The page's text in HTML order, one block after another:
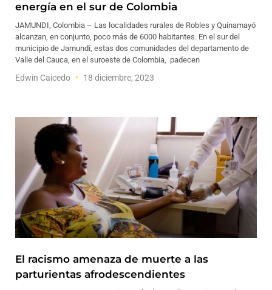
energía en el sur de Colombia
JAMUNDI, Colombia – Las localidades rurales de Robles y Quinamayó
alcanzan, en conjunto, poco más de 6000 habitantes. En el sur del
municipio de Jamundí, estas dos comunidades del departamento de
Valle del Cauca, en el suroeste de Colombia, padecen
Edwin Caicedo 18 diciembre, 2023
El racismo amenaza de muerte a las
parturientas afrodescendientes